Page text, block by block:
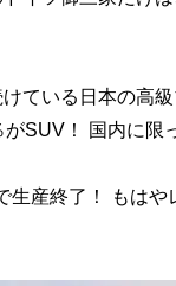
ている日本の高
SUV！ 国内に限
産終了！ もは